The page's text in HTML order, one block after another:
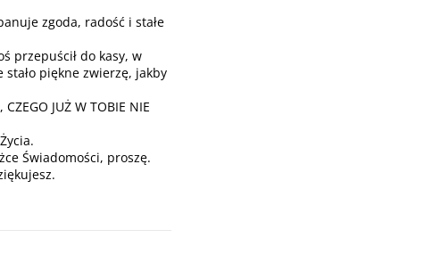
zgoda, radość i stałe
przepuścił do kasy, w
piękne zwierzę, jakby
JUŻ W TOBIE NIE
Świadomości, proszę.